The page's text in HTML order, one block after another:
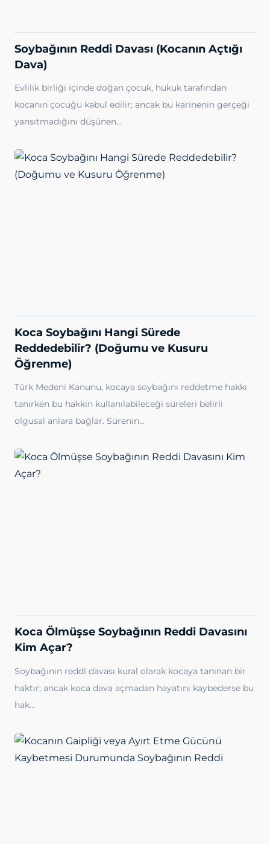
Soybağının Reddi Davası (Kocanın Açtığı
Dava)
Evlilik birliği içinde doğan çocuk, hukuk tarafından
kocanın çocuğu kabul edilir; ancak bu karinenin gerçeği
yansıtmadığını düşünen…
Koca Soybağını Hangi Sürede
Reddedebilir? (Doğumu ve Kusuru
Öğrenme)
Türk Medeni Kanunu, kocaya soybağını reddetme hakkı
tanırken bu hakkın kullanılabileceği süreleri belirli
olgusal anlara bağlar. Sürenin…
Koca Ölmüşse Soybağının Reddi Davasını
Kim Açar?
Soybağının reddi davası kural olarak kocaya tanınan bir
haktır; ancak koca dava açmadan hayatını kaybederse bu
hak…